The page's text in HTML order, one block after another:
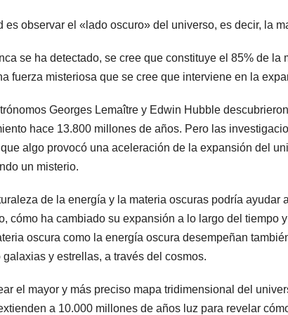
observar el «lado oscuro» del universo, es decir, la
se ha detectado, se cree que constituye el 85% de la
fuerza misteriosa que se cree que interviene en la
Georges Lemaître y Edwin Hubble
hace 13.800 millones de años. Pero las
algo provocó una aceleración de la expansión del
un misterio.
de la energía y la materia oscuras podría ayudar
cómo ha cambiado su expansión a lo largo del tiempo
oscura como la energía oscura desempeñan
y estrellas, a través del cosmos.
el mayor y más preciso mapa tridimensional del
a 10.000 millones de años luz para revelar